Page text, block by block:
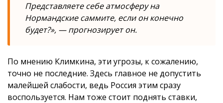
Представляете себе атмосферу на
Нормандские саммите, если он конечно
будет?», — прогнозирует он.
По мнению Климкина, эти угрозы, к сожалению,
точно не последние. Здесь главное не допустить
малейшей слабости, ведь Россия этим сразу
воспользуется. Нам тоже стоит поднять ставки,